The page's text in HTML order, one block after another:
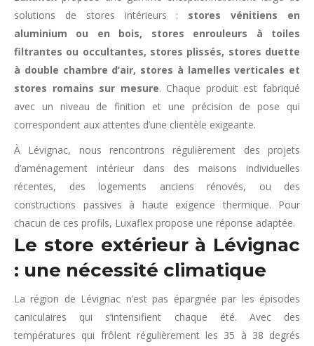
solutions de stores intérieurs : stores vénitiens en
aluminium ou en bois, stores enrouleurs à toiles
filtrantes ou occultantes, stores plissés, stores duette
à double chambre d’air, stores à lamelles verticales et
stores romains sur mesure. Chaque produit est fabriqué
avec un niveau de finition et une précision de pose qui
correspondent aux attentes d’une clientèle exigeante.
À Lévignac, nous rencontrons régulièrement des projets
d’aménagement intérieur dans des maisons individuelles
récentes, des logements anciens rénovés, ou des
constructions passives à haute exigence thermique. Pour
chacun de ces profils, Luxaflex propose une réponse adaptée.
Le store extérieur à Lévignac
: une nécessité climatique
La région de Lévignac n’est pas épargnée par les épisodes
caniculaires qui s’intensifient chaque été. Avec des
températures qui frôlent régulièrement les 35 à 38 degrés